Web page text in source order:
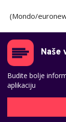
(Mondo/
Naše
Budite bolje
aplikaciju